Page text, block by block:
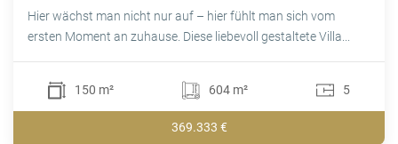
Hier wächst man nicht nur auf – hier fühlt man sich vom
ersten Moment an zuhause. Diese liebevoll gestaltete Villa...
150 m² 604 m² 5
369.333 €